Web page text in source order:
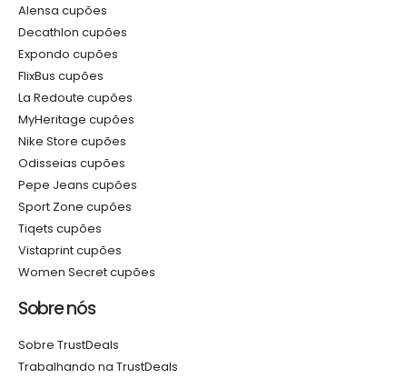
Alensa cupões
Decathlon cupões
Expondo cupões
FlixBus cupões
La Redoute cupões
MyHeritage cupões
Nike Store cupões
Odisseias cupões
Pepe Jeans cupões
Sport Zone cupões
Tiqets cupões
Vistaprint cupões
Women Secret cupões
Sobre nós
Sobre TrustDeals
Trabalhando na TrustDeals